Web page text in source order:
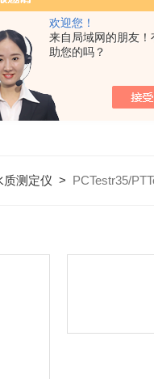
欢迎您！
来自局域网的朋友
助您的吗？
质测定仪 > PCTestr35/